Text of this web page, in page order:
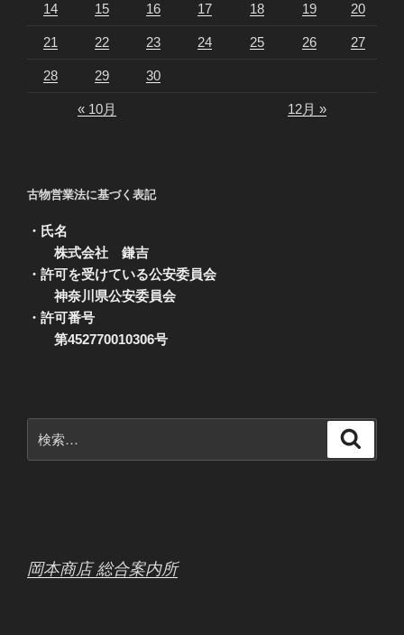
14 15 16 17 18 19 20
21 22 23 24 25 26 27
28 29 30
« 10月 12月 »
古物営業法に基づく表記
・氏名
株式会社 鎌吉
・許可を受けている公安委員会
神奈川県公安委員会
・許可番号
第452770010306号
索:
岡本商店 総合案内所